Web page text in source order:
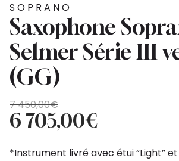
SOPRANO
Saxophone
Selmer Série III
(GG)
7 450,00€
Original
price
was:
7
6 705,00€
Current
price
is:
6
*Instrument livré avec étui “Light” et